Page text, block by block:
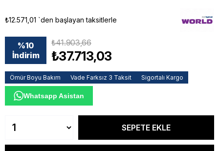
₺12.571,01 `den başlayan taksitlerle
%10
İndirim
₺41.903,66
₺37.713,03
Ömür Boyu Bakım Vade Farksız 3 Taksit Sigortalı Kargo
Whatsapp Asistan